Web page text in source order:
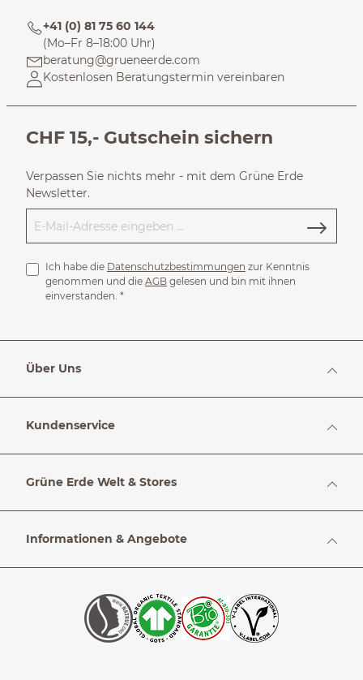
+41 (0) 81 75 60 144
(Mo–Fr 8–18:00 Uhr)
beratung@grueneerde.com
Kostenlosen Beratungstermin vereinbaren
CHF 15,- Gutschein sichern
Verpassen Sie nichts mehr - mit dem Grüne Erde
Newsletter.
Ich habe die Datenschutzbestimmungen zur Kenntnis
genommen und die AGB gelesen und bin mit ihnen
einverstanden. *
Über Uns
Kundenservice
Grüne Erde Welt & Stores
Informationen & Angebote